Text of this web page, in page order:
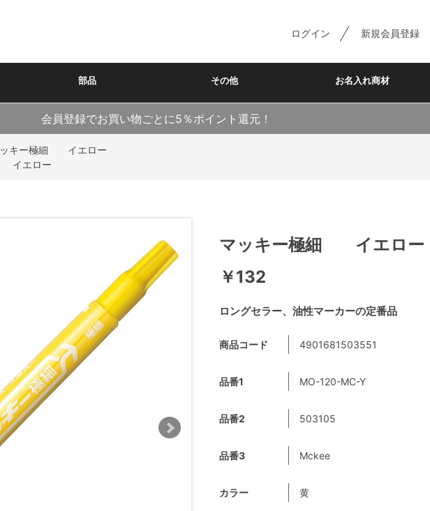
ログイン 新規会員登録
部品 その他 お名入れ商材
会員登録でお買い物ごとに5％ポイント還元！
キー極細 イエロー
イエロー
ロングセラー、油性マーカーの定番品
マッキー極細 イエロー
￥132
商品コード 4901681503551
品番1 MO-120-MC-Y
品番2 503105
品番3 Mckee
カラー 黄